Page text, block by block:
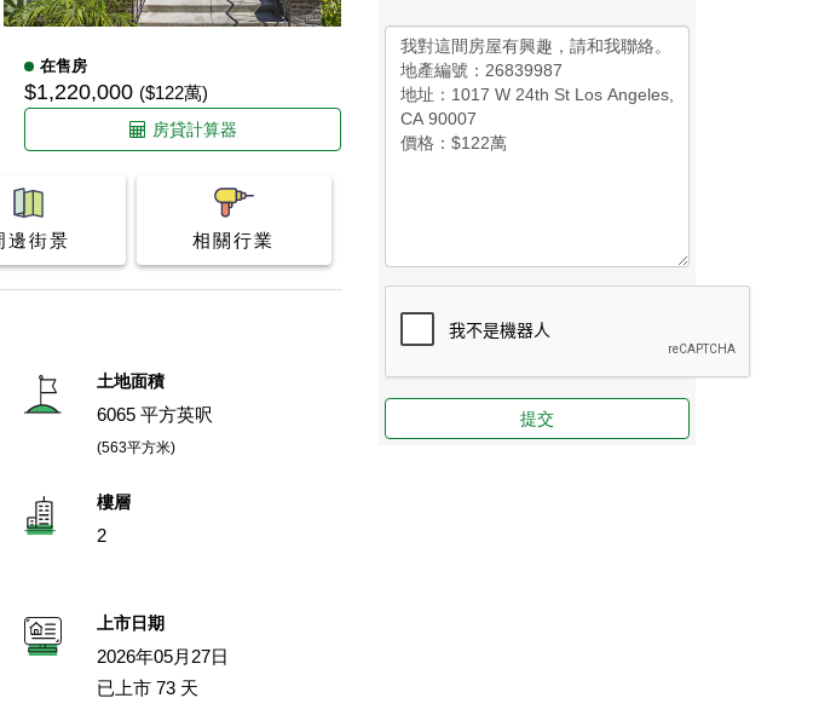
在售房
$1,220,000 ($122萬)
房貸計算器
邊街景 相關行業
土地面積
6065 平方英呎
(563平方米)
樓層
2
上市日期
2026年05月27日
已上市 73 天
提交